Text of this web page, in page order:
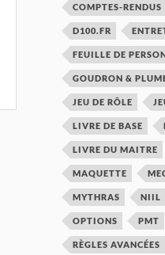
COMPTES-RENDUS
D100.FR
FEUILLE DE
GOUDRON &
JEU DE RÔLE
LIVRE DE BASE
LIVRE DU MAITRE
MAQUETTE
MYTHRAS NIIL
OPTIONS PMT
RÈGLES AVANCÉES